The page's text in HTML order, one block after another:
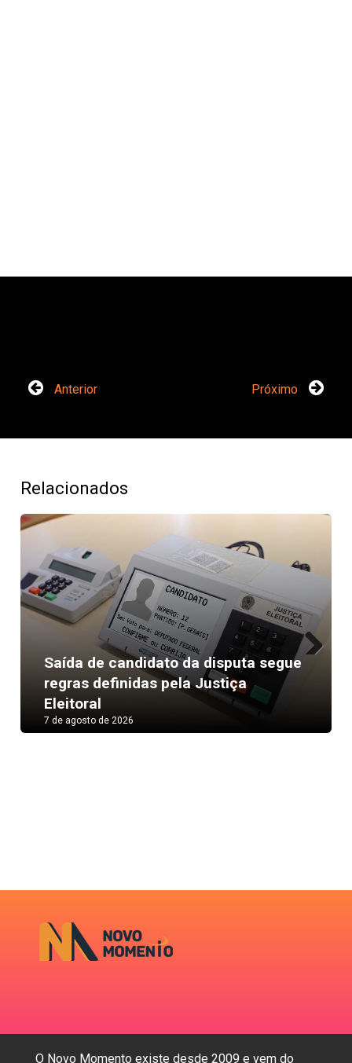
Anterior Próximo
Relacionados
Saída de candidato da disputa segue
regras definidas pela Justiça
Eleitoral
7 de agosto de 2026
O Novo Momento existe desde 2009 e vem do